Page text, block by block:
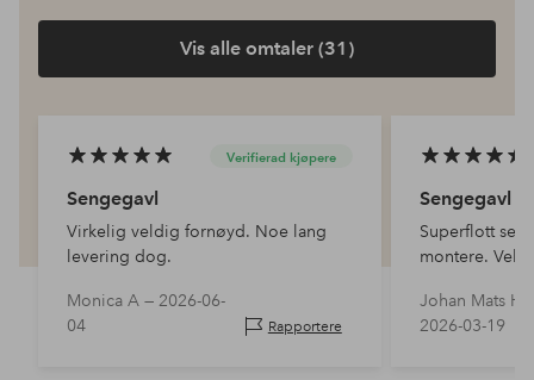
Vis alle omtaler (31)
Verifierad kjøpere
Sengegavl
Virkelig veldig fornøyd. Noe lang
levering dog.
Monica A — 2026-06-
04
Rapportere
Sengegavl
Superflott
montere.
Johan Mats
2026-03-19